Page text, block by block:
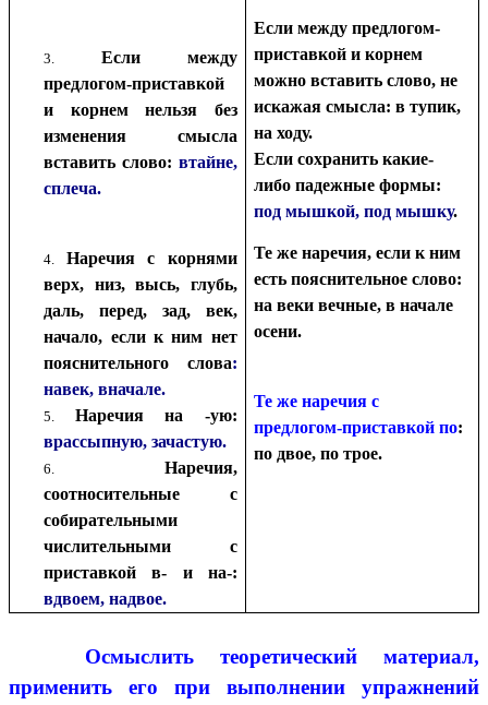
Если между
предлогом-приставкой
и корнем нельзя без
изменения смысла
вставить слово: втайне,
сплеча.
Наречия с корнями
верх, низ, высь, глубь,
даль, перед, зад, век,
начало, если к ним нет
пояснительного слова:
навек, вначале.
Наречия на -ую:
врассыпную, зачастую.
Наречия,
соотносительные с
собирательными
числительными с
приставкой в- и на-:
вдвоем, надвое.
Если между предлогом-
приставкой и корнем
можно вставить слово, не
искажая смысла: в тупик,
на ходу.
Если сохранить какие-
либо падежные формы:
под мышкой, под мышку.
Те же наречия, если к ним
есть пояснительное слово:
на веки вечные, в начале
осени.
Те же наречия с
предлогом-приставкой по:
по двое, по трое.
Осмыслить теоретический материал,
применить его при выполнении упражнений